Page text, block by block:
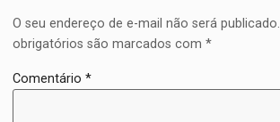
O seu endereço de e-mail não será publicado.
obrigatórios são marcados com*
Comentário*